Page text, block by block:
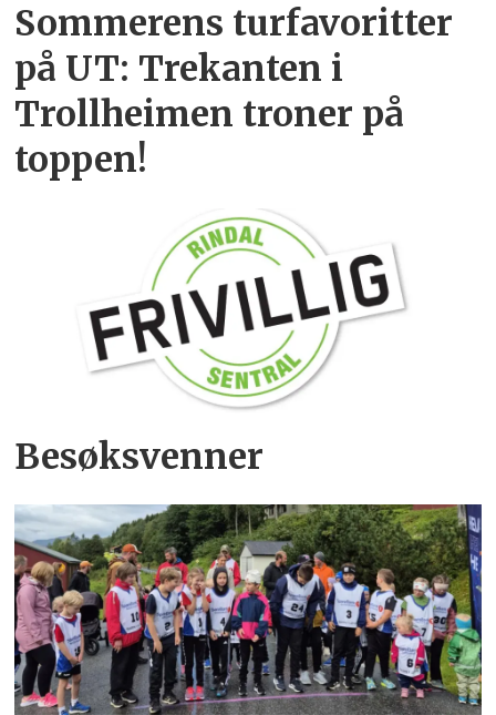
Sommerens turfavoritter
på UT: Trekanten i
Trollheimen troner på
toppen!
Besøksvenner